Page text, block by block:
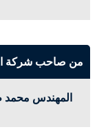
من صاحب شركة
المهندس محمد